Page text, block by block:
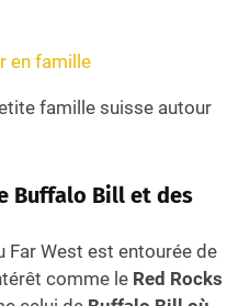
en famille
famille suisse autour
Buffalo Bill et des
Far West est entourée de
comme le Red Rocks